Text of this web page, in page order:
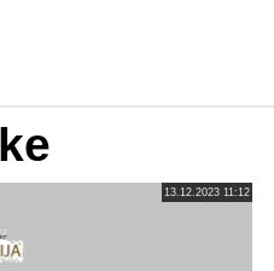
13.12.2023 11:12